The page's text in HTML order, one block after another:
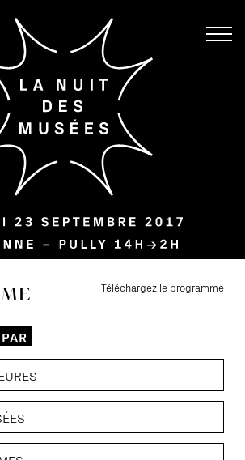
Téléchargez le programme